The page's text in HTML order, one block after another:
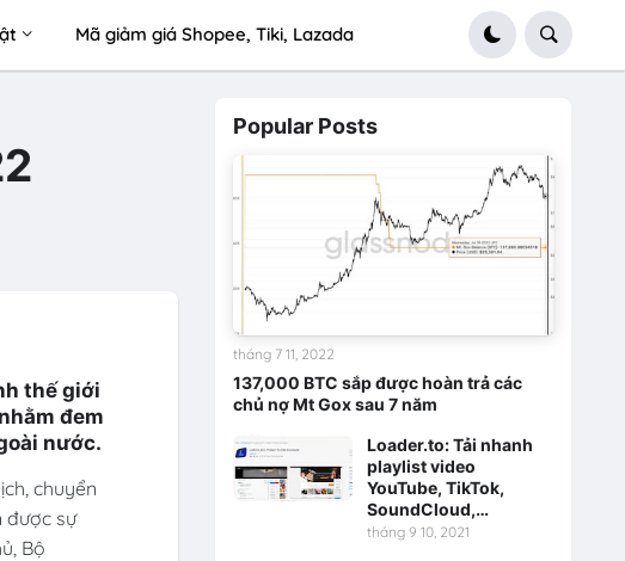
Mã giảm giá Shopee, Tiki, Lazada
thế giới
đem
nước.
chuyển
được sự
Bộ
Popular Posts
137,000 BTC sắp được hoàn trả các
chủ nợ Mt Gox sau 7 năm
tháng 7 11, 2022
Loader.to: Tải nhanh
playlist video
YouTube, TikTok,
SoundCloud,…
tháng 9 10, 2021